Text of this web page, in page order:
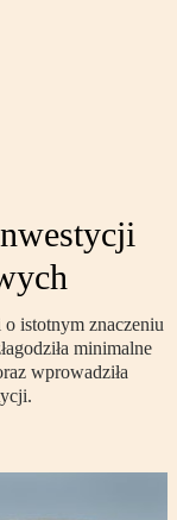
istotnym znaczeniu
minimalne
wprowadziła